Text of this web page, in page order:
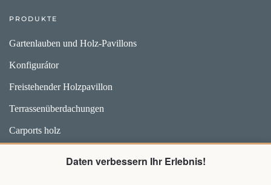
Daten verbessern Ihr Erlebnis!
PRODUKTE
Gartenlauben und Holz-Pavillons
Konfigurátor
Freistehender Holzpavillon
Terrassenüberdachungen
Carports holz